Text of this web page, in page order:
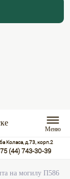
Меню
Коласа, д.73, корп.2
(44) 743-30-39
на могилу П586